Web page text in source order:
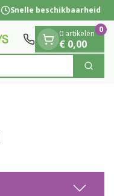
Snelle beschikbaarheid
Zoek
0 artikelen
€ 0,00
0